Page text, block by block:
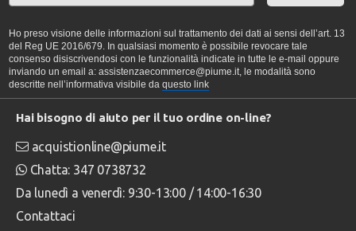
Ho preso visione delle informazioni sul trattamento dei dati ai sensi dell’art. 13
del Reg UE 2016/679. In qualsiasi momento è possibile revocare tale
consenso disiscrivendosi con le funzionalità indicate in tutte le e-mail oppure
inviando un email a: assistenzaecommerce@piume.it, le modalità sono
descritte nell’informativa visibile da questo link
Hai bisogno di aiuto per il tuo ordine on-line?
acquistionline@piume.it
Chatta: 347 0738732
Da lunedì a venerdì: 9:30-13:00 / 14:00-16:30
Contattaci